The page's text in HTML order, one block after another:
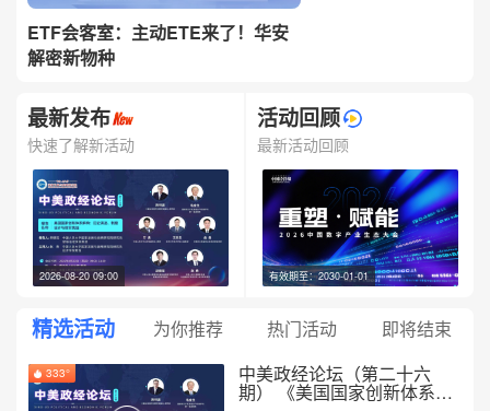
ETF会客室：主动ETE来了！华安
解密新物种
最新发布
快速了解新活动
2026-08-20 09:00
活动回顾
最新活动回顾
有效期至：2030-01-01
精选活动 为你推荐 热门活动 即将结束
333° 中美政经论坛（第二十六
期） 《美国国家创新体系解